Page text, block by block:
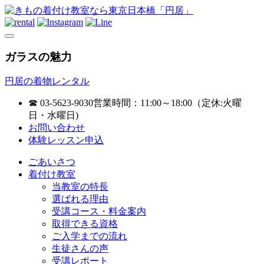
ガラスの魅力
円居の着物レンタル
☎ 03-5623-9030営業時間：11:00～18:00（定休:火曜
日・水曜日)
お問い合わせ
体験レッスン申込
ごあいさつ
着付け教室
当教室の特長
選ばれる理由
受講コース・料金案内
取得できる資格
ご入学までの流れ
生徒さんの声
受講レポート